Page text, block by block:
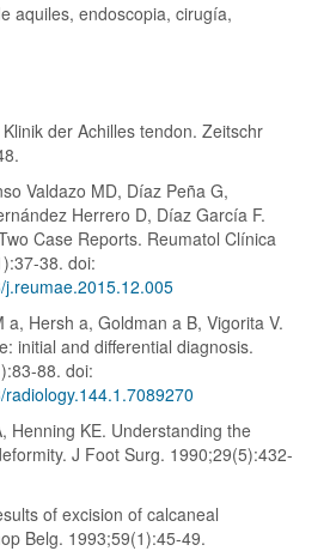
aquiles, endoscopia, cirugía,
der Achilles tendon. Zeitschr
Valdazo MD, Díaz Peña G,
Herrero D, Díaz García F.
Case Reports. Reumatol Clínica
38. doi:
a, Hersh a, Goldman a B, Vigorita V.
initial and differential diagnosis.
88. doi:
Henning KE. Understanding the
J Foot Surg. 1990;29(5):432-
of excision of calcaneal
Belg. 1993;59(1):45-49.